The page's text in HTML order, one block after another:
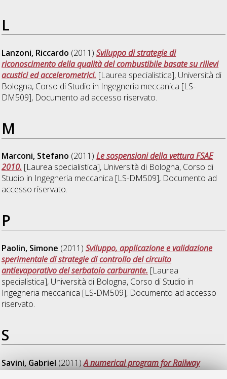
L
Lanzoni, Riccardo (2011)Sviluppo di strategie di
riconoscimento della qualità del combustibile basate su rilievi
acustici ed accelerometrici. [Laurea specialistica], Università di
Bologna, Corso di Studio in Ingegneria meccanica [LS-
DM509], Documento ad accesso riservato.
M
Marconi, Stefano (2011)Le sospensioni della vettura FSAE
2010. [Laurea specialistica], Università di Bologna, Corso di
Studio in Ingegneria meccanica [LS-DM509], Documento ad
accesso riservato.
P
Paolin, Simone (2011)Sviluppo, applicazione e validazione
sperimentale di strategie di controllo del circuito
antievaporativo del serbatoio carburante. [Laurea
specialistica], Università di Bologna, Corso di Studio in
Ingegneria meccanica [LS-DM509], Documento ad accesso
riservato.
S
Savini, Gabriel (2011)A numerical program for Railway